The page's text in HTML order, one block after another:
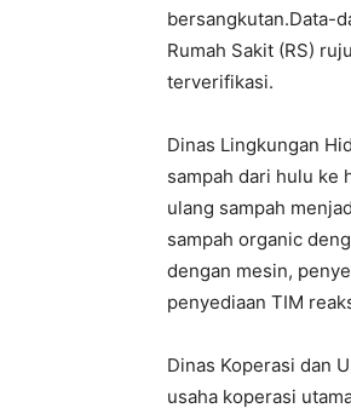
bersangkutan.Data-
Rumah Sakit (RS)
terverifikasi.
Dinas Lingkungan
sampah dari hulu ke
ulang sampah
sampah organic
dengan mesin,
penyediaan TIM
Dinas Koperasi dan
usaha koperasi